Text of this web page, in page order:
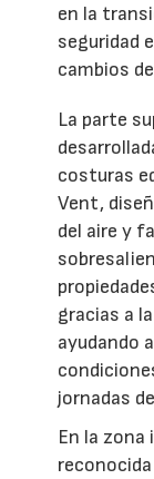
en la
seguridad
cambios
La parte
costuras
Vent,
del aire y
gracias a
ayudando
jornadas
En la zona